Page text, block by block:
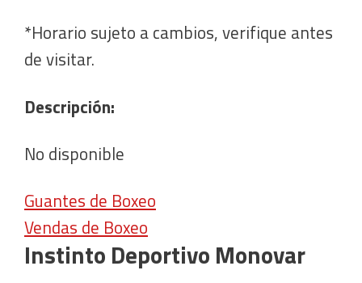
*Horario sujeto a cambios, verifique antes
de visitar.
Descripción:
No disponible
Guantes de Boxeo
Vendas de Boxeo
Instinto Deportivo Monovar